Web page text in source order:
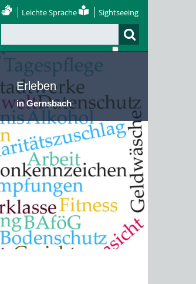
Leichte Sprache Sightseeing
Erleben
in Gernsbach